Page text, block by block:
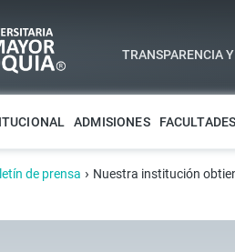
TRANSPARENCIA
ADMISIONES FACULTADES
de prensa › Nuestra institución